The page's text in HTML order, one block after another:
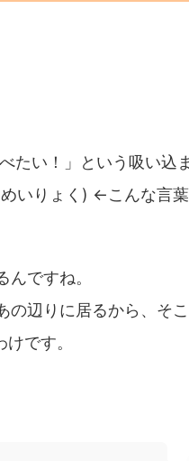
たい！」という吸い込
いりょく) ←こんな言
ですね。
の辺りに居るから、そ
です。